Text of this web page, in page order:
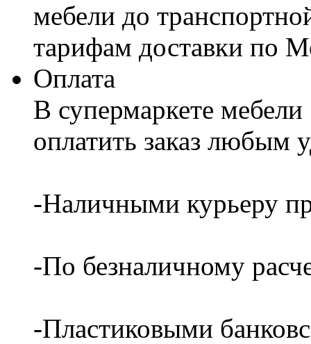
мебели до
тарифам доставки по
Оплата
В супермаркете
оплатить заказ любым
-Наличными курьеру
-По безналичному
-Пластиковыми